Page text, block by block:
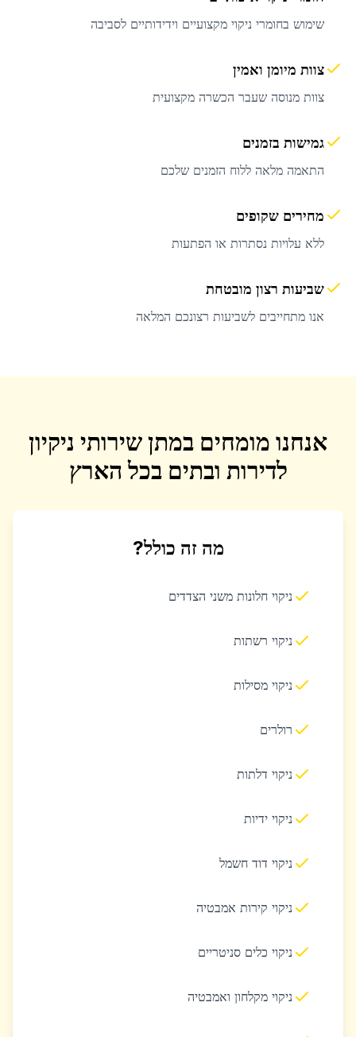
שימוש בחומרי ניקוי מקצועיים וידידותיים לסביבה
צוות מיומן ואמין
צוות מנוסה שעבר הכשרה מקצועית
גמישות בזמנים
התאמה מלאה ללוח הזמנים שלכם
מחירים שקופים
ללא עלויות נסתרות או הפתעות
שביעות רצון מובטחת
אנו מתחייבים לשביעות רצונכם המלאה
אנחנו מומחים במתן שירותי ניקיון
לדירות ובתים בכל הארץ
מה זה כולל?
ניקוי חלונות משני הצדדים
ניקוי רשתות
ניקוי מסילות
רולרים
ניקוי דלתות
ניקוי ידיות
ניקוי דוד חשמל
ניקוי קירות אמבטיה
ניקוי כלים סניטריים
ניקוי מקלחון ואמבטיה